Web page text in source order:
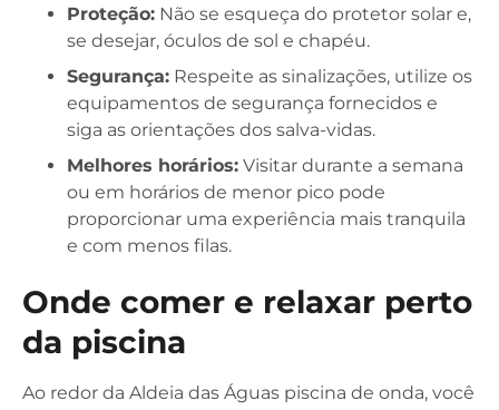
Proteção: Não se esqueça do protetor solar e,
se desejar, óculos de sol e chapéu.
Segurança: Respeite as sinalizações, utilize os
equipamentos de segurança fornecidos e
siga as orientações dos salva-vidas.
Melhores horários: Visitar durante a semana
ou em horários de menor pico pode
proporcionar uma experiência mais tranquila
e com menos filas.
Onde comer e relaxar perto
da piscina
Ao redor da Aldeia das Águas piscina de onda, você